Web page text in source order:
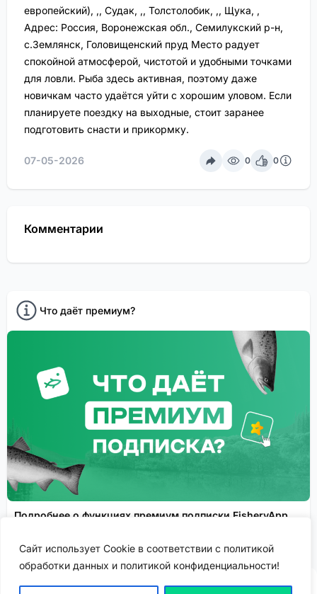
Сайт использует Cookie в соответствии с политикой
обработки данных и политикой конфиденциальности!
европейский), ,, Судак, ,, Толстолобик, ,, Щука, ,
Адрес: Россия, Воронежская обл., Семилукский р-н,
с.Землянск, Головищенский пруд Место радует
спокойной атмосферой, чистотой и удобными точками
для ловли. Рыба здесь активная, поэтому даже
новичкам часто удаётся уйти с хорошим уловом. Если
планируете поездку на выходные, стоит заранее
подготовить снасти и прикормку.
07-05-2026 0 0
Комментарии
Что даёт премиум?
Подробнее о функциях премиум подписки FisheryApp